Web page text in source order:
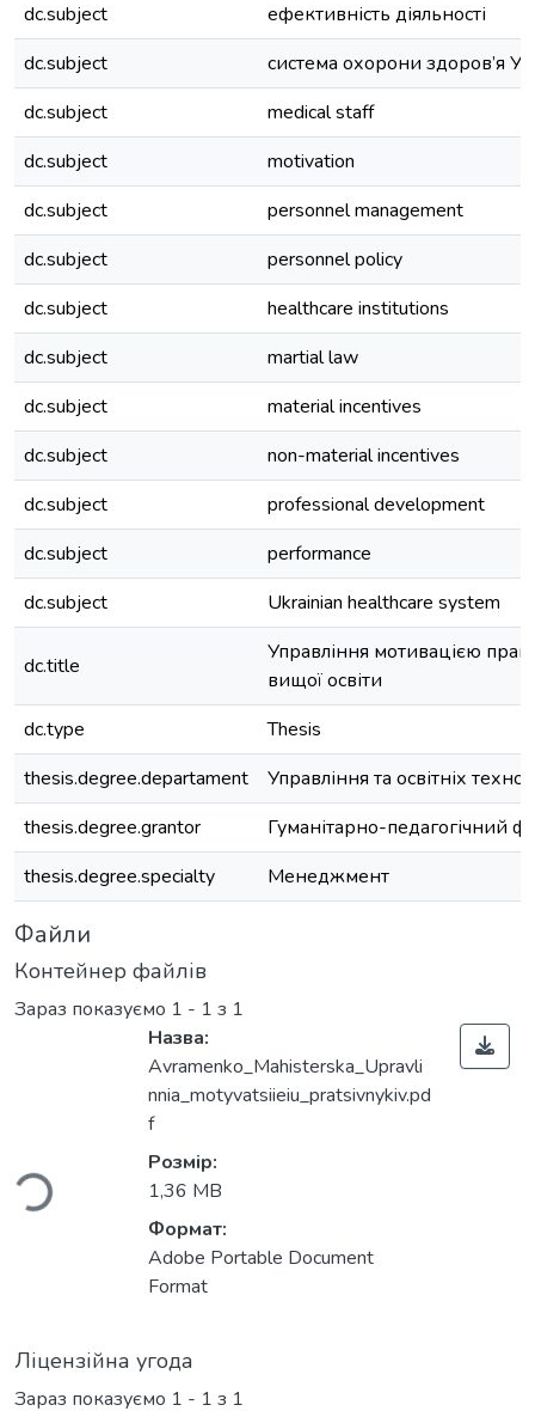
dc.subject
ефективність діяльності
dc.subject
система охорони здоров’я
dc.subject
medical staff
dc.subject
motivation
dc.subject
personnel management
dc.subject
personnel policy
dc.subject
healthcare institutions
dc.subject
martial law
dc.subject
material incentives
dc.subject
non-material incentives
dc.subject
professional development
dc.subject
performance
dc.subject
Ukrainian healthcare system
dc.title
Управління мотивацією
вищої освіти
dc.type
Thesis
thesis.degree.departament
Управління та освітніх
thesis.degree.grantor
Гуманітарно-педагогічний
thesis.degree.specialty
Менеджмент
Файли
Контейнер файлів
Зараз показуємо 1 - 1 з 1
Вантажиться...
Назва:
Avramenko_Mahisterska_Upravli
nnia_motyvatsiieiu_pratsivnykiv.pd
f
Розмір:
1,36 MB
Формат:
Adobe Portable Document
Format
Ліцензійна угода
Зараз показуємо 1 - 1 з 1